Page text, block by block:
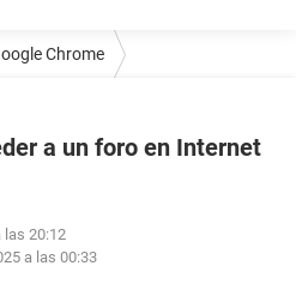
Chrome
a un foro en Internet
las 20:12
a las 00:33